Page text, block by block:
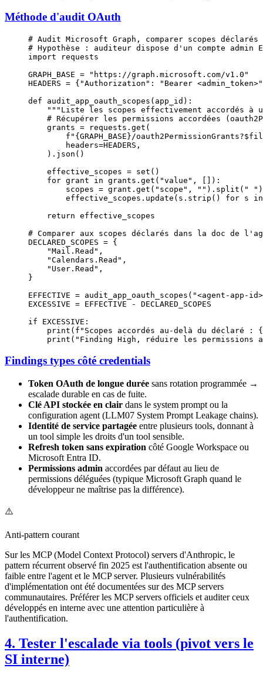
Méthode d'audit OAuth
# Audit Microsoft Graph, comparer scopes
# Hypothèse : auditeur dispose d'un compte admin
import requests
GRAPH_BASE = "https://graph.microsoft.com/v1.0"
HEADERS = { "Authorization" :
"Bearer <admin_token>"
def audit_app_oauth_scopes (app_id):
"""Liste les scopes effectivement accordés à
# Récupérer les permissions accordées
    grants
= requests.get(
        f
" {GRAPH_BASE} /
        headers
=HEADERS ,
    ).json()
    effective_scopes
= set ()
    for
grant in grants.get( "value" , []):
        scopes
= grant.get( "scope" , "" ).split( " " )
        effective_scopes.update(s.strip()
for s in
    return
effective_scopes
# Comparer aux scopes déclarés dans la doc de
DECLARED_SCOPES = {
    "Mail.Read"
,
    "Calendars.Read"
,
    "User.Read"
,
}
EFFECTIVE = audit_app_oauth_scopes( "<agent-app-
EXCESSIVE = EFFECTIVE -
DECLARED_SCOPES
if EXCESSIVE :
    print
( f "Scopes accordés au-delà du déclaré :
    print
( "Finding High, réduire les permissions
Findings types côté credentials
Token OAuth de longue durée sans rotation programmée →
escalade durable en cas de fuite.
Clé API stockée en clair dans le system prompt ou la
configuration agent (LLM07 System Prompt Leakage chains).
Identité de service partagée entre plusieurs tools, donnant à
un tool simple les droits d'un tool sensible.
Refresh token sans expiration côté Google Workspace ou
Microsoft Entra ID.
Permissions admin accordées par défaut au lieu de
permissions déléguées (typique Microsoft Graph quand le
développeur ne maîtrise pas la différence).
⚠️
Anti-pattern courant
Sur les MCP (Model Context Protocol) servers d'Anthropic, le
pattern récurrent observé fin 2025 est l'authentification absente ou
faible entre l'agent et le MCP server. Plusieurs vulnérabilités
d'implémentation ont été documentées sur des MCP servers
communautaires. Préférer les MCP servers officiels et auditer ceux
développés en interne avec une attention particulière à
l'authentification.
4. Tester l'escalade via tools (pivot vers le
SI interne)